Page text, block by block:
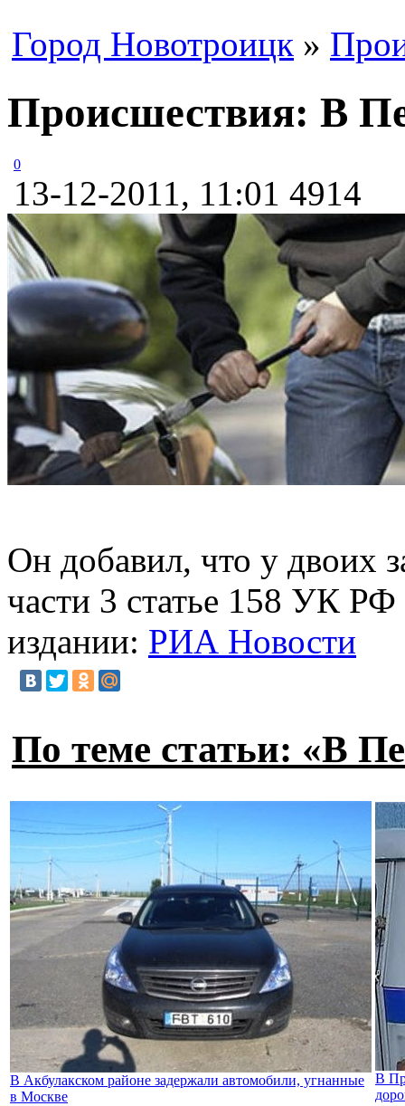
Город Новотроицк »
Происшествия: В
0
13-12-2011, 11:01 4914
Он добавил, что у двоих
части 3 статье 158 УК
издании: РИА Новости
По теме статьи: «В
В Акбулакском районе задержали автомобили, угнанные
в Москве
В